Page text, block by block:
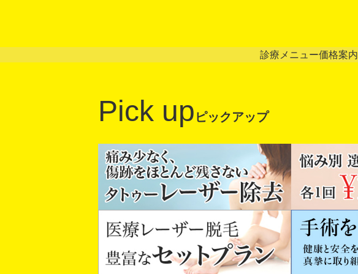
診療メニュー価格案内
Pick up ピックアップ